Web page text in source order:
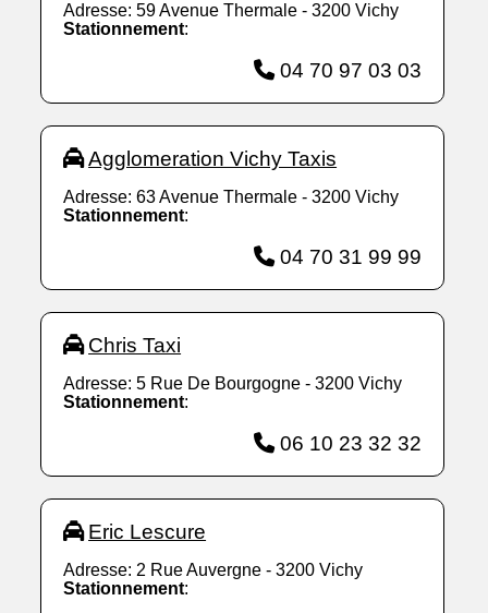
Adresse: 59 Avenue Thermale - 3200 Vichy
Stationnement:
04 70 97 03 03
Agglomeration Vichy Taxis
Adresse: 63 Avenue Thermale - 3200 Vichy
Stationnement:
04 70 31 99 99
Chris Taxi
Adresse: 5 Rue De Bourgogne - 3200 Vichy
Stationnement:
06 10 23 32 32
Eric Lescure
Adresse: 2 Rue Auvergne - 3200 Vichy
Stationnement: